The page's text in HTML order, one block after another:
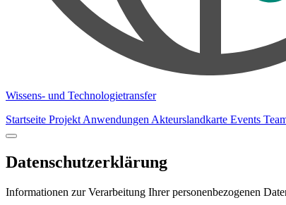
Wissens- und Technologietransfer
Startseite Projekt Anwendungen Akteurslandkarte Events
Datenschutzerklärung - WTT Geo & KI
Datenschutzerklärung
Informationen zur Verarbeitung Ihrer personenbezogenen